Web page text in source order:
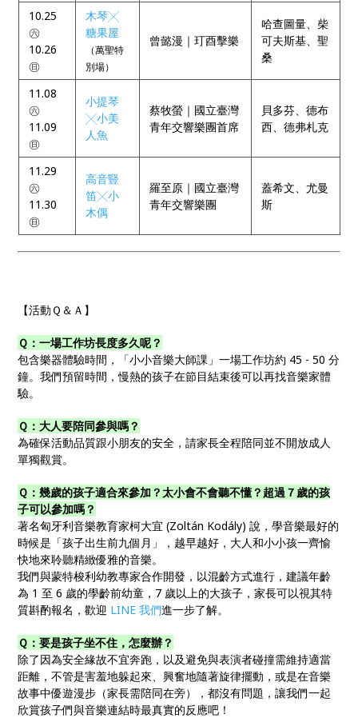
10.25
㊅
10.26
㊐
木琴╳
糖果屋
（萬聖特
別場）
曾懿漫｜玎酉擊樂
哈查圖量、柴
可夫斯基、聖
桑
11.08
㊅
11.09
㊐
小提琴
╳小美
人魚
蔡牧螢｜國立臺灣
青年交響樂團首席
貝多芬、德布
西、德弗札克
11.29
㊅
11.30
㊐
高音豎
笛╳小
木偶
羅至原｜國立臺灣
青年交響樂團
蓋希文、尤曼
斯
【活動Ｑ＆Ａ】
Ｑ：一場工作坊長度多久呢？
包含樂器體驗時間，「小小音樂大師課」一場工作坊約 45 - 50 分
鐘。我們預留時間，慢熱的孩子在節目結束後可以再找音樂家體
驗。
Ｑ：大人要陪同參與嗎？
為確保活動品質跟小朋友的安全，請家長全程陪同並不開放成人
單獨觀賞。
Ｑ：幾歲的孩子適合來參加？太小會不會聽不懂？超過７歲的孩
子可以參加嗎？
著名匈牙利音樂教育家柯大宜 (Zoltán Kodály) 說，學音樂最好的
時候是「孩子出生前九個月」，越早越好，大人和小小孩一齊愉
快地來聆聽精緻優雅的音樂。
我們與蒙特梭利幼教專家合作開發，以混齡方式進行，建議年齡
為 1 至 6 歲的學齡前幼童，7 歲以上的大孩子，家長可以視其特
質斟酌報名，歡迎 LINE 我們進一步了解。
Ｑ：要是孩子坐不住，怎麼辦？
除了因為安全緣故不宜奔跑，以及避免與表演者碰撞需維持適當
距離，不管是害羞地躲起來、興奮地隨著旋律擺動，或是在音樂
故事中優遊漫步（家長需陪同在旁），都沒有問題，讓我們一起
欣賞孩子們與音樂連結時最真實的反應吧！